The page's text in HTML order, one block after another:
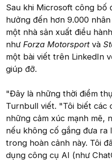
Sau khi Microsoft công bố
hưởng đến hơn 9.000
một nhà sản xuất điều
như Forza Motorsportvà
một bài viết trên LinkedIn
giúp đỡ.
"Đây là những thời điểm
Turnbull viết. "Tôi biết các
những cảm xúc mạnh mẽ,
nếu không cố gắng đưa
trong hoàn cảnh này. Tôi
dụng công cụ AI (như